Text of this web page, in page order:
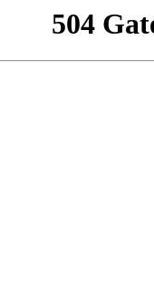
504